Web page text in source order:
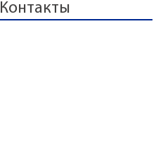
Контакты